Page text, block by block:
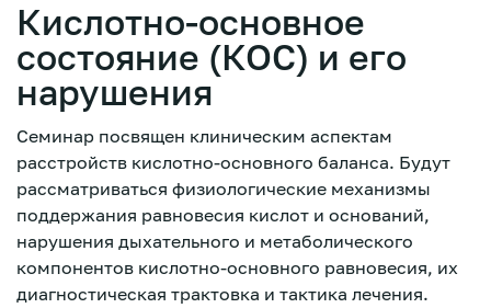
Кислотно-основное
состояние (КОС) и его
нарушения
Семинар посвящен клиническим аспектам
расстройств кислотно-основного баланса. Будут
рассматриваться физиологические механизмы
поддержания равновесия кислот и оснований,
нарушения дыхательного и метаболического
компонентов кислотно-основного равновесия, их
диагностическая трактовка и тактика лечения.